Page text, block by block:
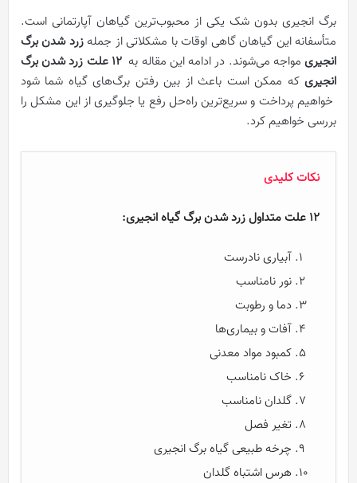
برگ انجیری بدون شک یکی از محبوب‌ترین گیاهان آپارتمانی است.
متأسفانه این گیاهان گاهی اوقات با مشکلاتی از جملهزرد شدن برگ
انجیریمواجه می‌شوند. در ادامه این مقاله به12 علت زرد شدن برگ
انجیری که ممکن است باعث از بین رفتن برگ‌های گیاه شما شود
خواهیم پرداخت و سریع‌ترین راه‌حل رفع یا جلوگیری از این مشکل را
بررسی خواهیم کرد.
نکات کلیدی
۱۲ علت متداول زرد شدن برگ گیاه انجیری:
آبیاری نادرست
نور نامناسب
دما و رطوبت
آفات و بیماری‌ها
کمبود مواد معدنی
خاک نامناسب
گلدان نامناسب
تغیر فصل
چرخه طبیعی گیاه برگ انجیری
هرس اشتباه گلدان